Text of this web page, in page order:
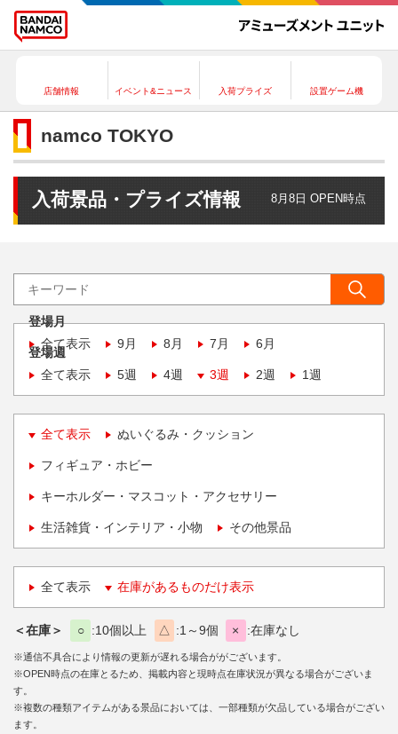
店舗情報 イベント&ニュース 入荷プライズ 設置ゲーム機
namco TOKYO
入荷景品・プライズ情報 8月8日 OPEN時点
登場月
全て表示
9月 8月 7月 6月
登場週
全て表示
5週 4週 3週 2週 1週
全て表示 ぬいぐるみ・クッション
フィギュア・ホビー
キーホルダー・マスコット・アクセサリー
生活雑貨・インテリア・小物 その他景品
全て表示 在庫があるものだけ表示
＜在庫＞ ○ 10個以上 △ 1～9個 × 在庫なし
※通信不具合により情報の更新が遅れる場合ががございます。
※OPEN時点の在庫とるため、掲載内容と現時点在庫状況が異なる場合がございま
す。
※複数の種類アイテムがある景品においては、一部種類が欠品している場合がござい
ます。